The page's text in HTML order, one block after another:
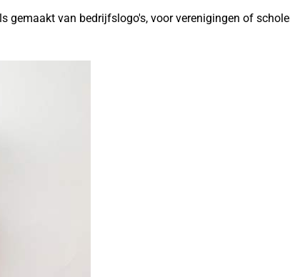
gemaakt van bedrijfslogo's, voor verenigingen of